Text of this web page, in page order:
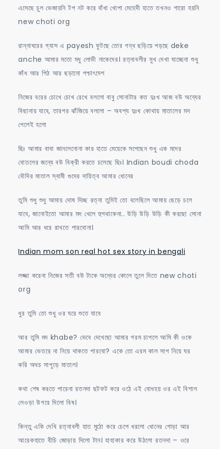
এসেছে চুল ভেজায়নি টপ নট করে বাঁধা খোপা মেহেদী হাতে তখনও গারো হয়নি
new choti org
রান্নাঘরের গ্যাস এ payesh ফুটছে তোর গন্ধ ছড়িয়ে পড়ছে deke
anche আমার মতো মধু লোভী নাকেদের। রত্নাবলীর মুখ দেখা যাচ্ছেনা শুধু
কাঁধ আর পিঠ আর ছড়ানো পশ্চাৎদেশ
নিজের বরের চোখে চোখ রেখে বললো বাবু সোনাটার কত দুঃখ আজ বউ অন্যের
বিছানায় যাবে, তারপর ঝাঁজিয়ে বললো – অবশ্য দুঃখ কোথায় মাতালের মদ
পেলেই হলো
ছিঃ আমার বাবা জানলেনোনা কার হাতে মেয়েকে সপেছেন শুধু এক মদের
বোতলের জন্যে বউ বিক্রী করতে চলেছে ছিঃ। Indian boudi choda
বৌদির মাতাল স্বামী গুদের দায়িত্ব আমার ধোনের
তুমি শুধু শুধু আমায় দোষ দিচ্ছ রত্না তুমিই তো বলেছিলে আমায় ছেড়ে চলে
যাবে, জানোইতো আমার মদ খেলে হুশথাকেনা.. উড়ি উড়ি উড়ি কী করছো সোনা
আমি আর ধরে রাখতে পারবোনা।
Indian mom son real hot sex story in bengali
লজ্জা করেনা নিজের সতী বউ টাকে অন্যের কোলে তুলে দিতে new choti
org
ধুর তুমি তো শুধু ওর ঘরে শুতে যাবে
আর তুমি মদ khabe? ভেবে দেখেছো আমার গরম চাপলে আমি কী ওকে
আমার ভেতরে না নিয়ে থাকতে পারবো? একে তো এরম কাল সাপ নিয়ে ঘর
করি অথচ সাপুড়ে মাতাল।
কথা শেষ করতে পারেনা রতনদা ছটফট করে ওঠে এই বোধহয় ওর এই বিশাল
লেওড়া উগরে দিলো বিষ।
কিন্তু একি দেখি রত্নাবলী হাত মুঠো করে চেপে ধরলো ধোনের গোড়া আর
আরেকহাতে বীচি জোড়ায় দিলো টান। হাহাকার করে উঠলো রতনদা – ওরে